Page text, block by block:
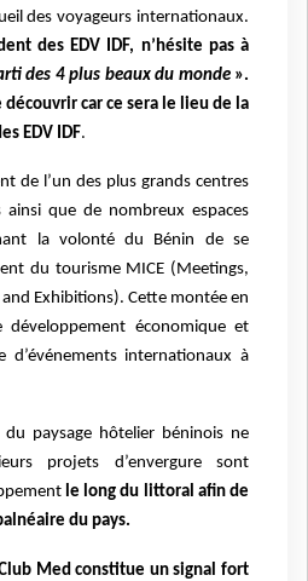
des voyageurs internationaux.
des EDV IDF, n’hésite pas à
des 4 plus beaux du monde».
découvrir car ce sera le lieu de la
EDV IDF.
de l’un des plus grands centres
que de nombreux espaces
la volonté du Bénin de se
du tourisme MICE (Meetings,
and Exhibitions). Cette montée en
développement économique et
d’événements internationaux à
paysage hôtelier béninois ne
projets d’envergure sont
le long du littoral afin de
du pays.
Med constitue un signal fort